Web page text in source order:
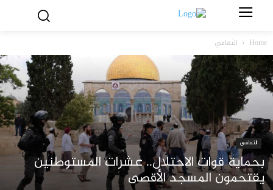
Home الثقافي
الثقافي
بحماية قوات الاحتلال.. عشرات المستوطنين
يقتحمون المسجد الأقصى